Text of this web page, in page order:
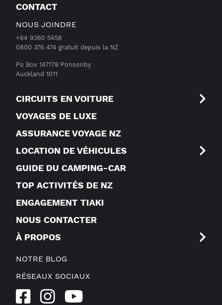
CONTACT
NOUS JOINDRE
+64 9360 5458
0800 376 474 gratuit depuis la NZ
Po Box 147179 Ponsonby
Auckland 1011
CIRCUITS EN VOITURE
VOYAGES DE LUXE
ASSURANCE VOYAGE NZ
LOCATION DE VÉHICULES
GUIDE DU CAMPING-CAR
TOP ACTIVITÉS DE NZ
ENGAGEMENT TIAKI
NOUS CONTACTER
À PROPOS
NOTRE BLOG
RÉSEAUX SOCIAUX